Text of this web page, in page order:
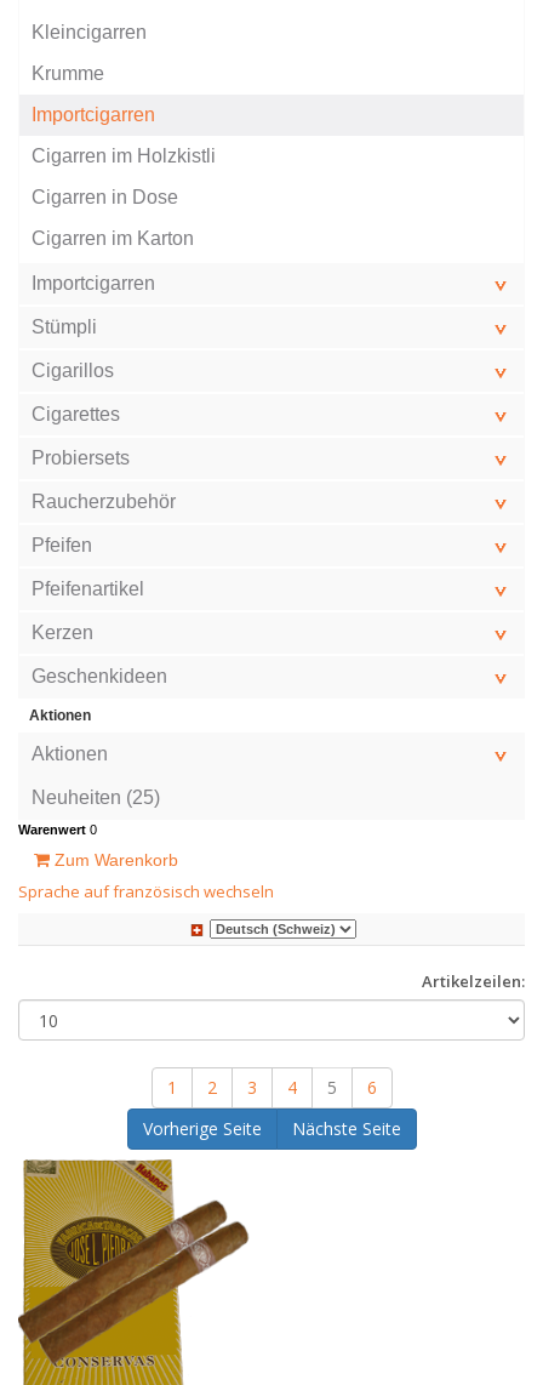
Kleincigarren
Krumme
Importcigarren
Cigarren im Holzkistli
Cigarren in Dose
Cigarren im Karton
Importcigarren
Stümpli
Cigarillos
Cigarettes
Probiersets
Raucherzubehör
Pfeifen
Pfeifenartikel
Kerzen
Geschenkideen
Aktionen
Aktionen
Neuheiten (25)
Warenwert 0
Zum Warenkorb
Sprache auf französisch wechseln
Artikelzeilen:
1 2 3 4 5
6
Vorherige Seite
Nächste Seite